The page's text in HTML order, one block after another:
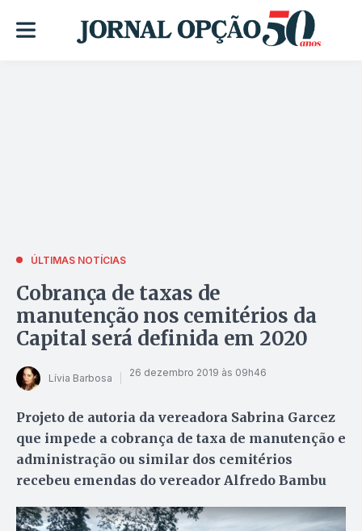
ÚLTIMAS NOTÍCIAS
Cobrança de taxas de
manutenção nos cemitérios da
Capital será definida em 2020
Lívia Barbosa 26 dezembro 2019 às 09h46
Projeto de autoria da vereadora Sabrina Garcez
que impede a cobrança de taxa de manutenção e
administração ou similar dos cemitérios
recebeu emendas do vereador Alfredo Bambu